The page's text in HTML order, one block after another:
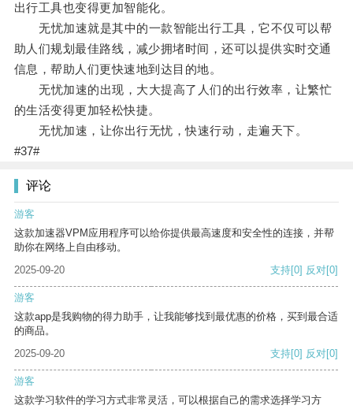
出行工具也变得更加智能化。
无忧加速就是其中的一款智能出行工具，它不仅可以帮
助人们规划最佳路线，减少拥堵时间，还可以提供实时交通
信息，帮助人们更快速地到达目的地。
无忧加速的出现，大大提高了人们的出行效率，让繁忙
的生活变得更加轻松快捷。
无忧加速，让你出行无忧，快速行动，走遍天下。
#37#
评论
游客
这款加速器VPM应用程序可以给你提供最高速度和安全性的连接，并帮
助你在网络上自由移动。
2025-09-20
支持[0] 反对[0]
游客
这款app是我购物的得力助手，让我能够找到最优惠的价格，买到最合适
的商品。
2025-09-20
支持[0] 反对[0]
游客
这款学习软件的学习方式非常灵活，可以根据自己的需求选择学习方